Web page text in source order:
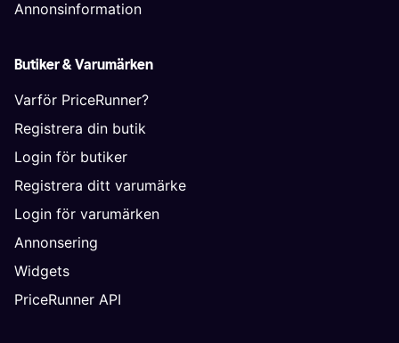
Annonsinformation
Butiker & Varumärken
Varför PriceRunner?
Registrera din butik
Login för butiker
Registrera ditt varumärke
Login för varumärken
Annonsering
Widgets
PriceRunner API